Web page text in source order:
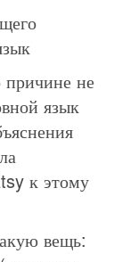
не
язык
к этому
вещь: